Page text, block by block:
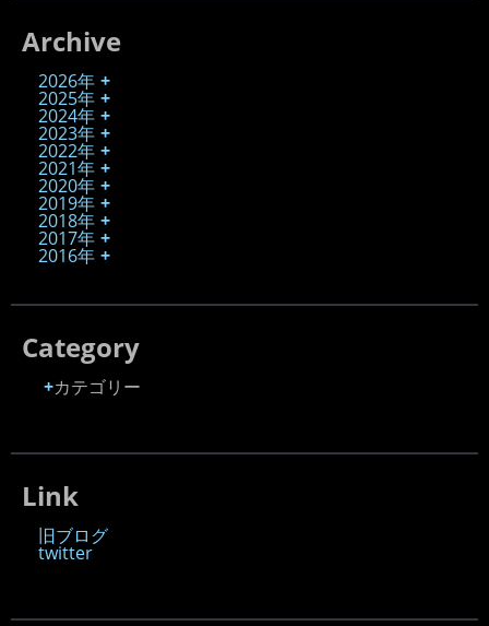
Archive
2026年
2025年
2024年
2023年
2022年
2021年
2020年
2019年
2018年
2017年
2016年
Category
カテゴリー
Link
旧ブログ
twitter